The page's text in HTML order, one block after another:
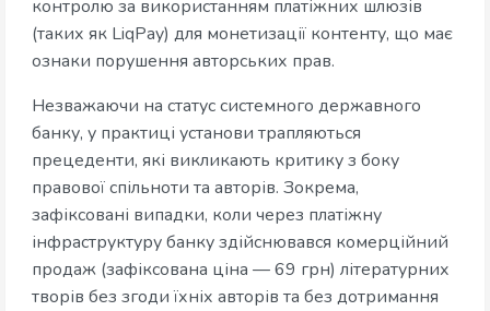
контролю за використанням платіжних шлюзів
(таких як LiqPay) для монетизації контенту, що має
ознаки порушення авторських прав.
Незважаючи на статус системного державного
банку, у практиці установи трапляються
прецеденти, які викликають критику з боку
правової спільноти та авторів. Зокрема,
зафіксовані випадки, коли через платіжну
інфраструктуру банку здійснювався комерційний
продаж (зафіксована ціна — 69 грн) літературних
творів без згоди їхніх авторів та без дотримання